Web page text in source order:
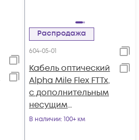
Распродажа
604-05-01
Кабель оптический
Alpha Mile Flex FTTx,
с дополнительным
несущим
элементом (FRP 1.0
В наличии: 100+ км